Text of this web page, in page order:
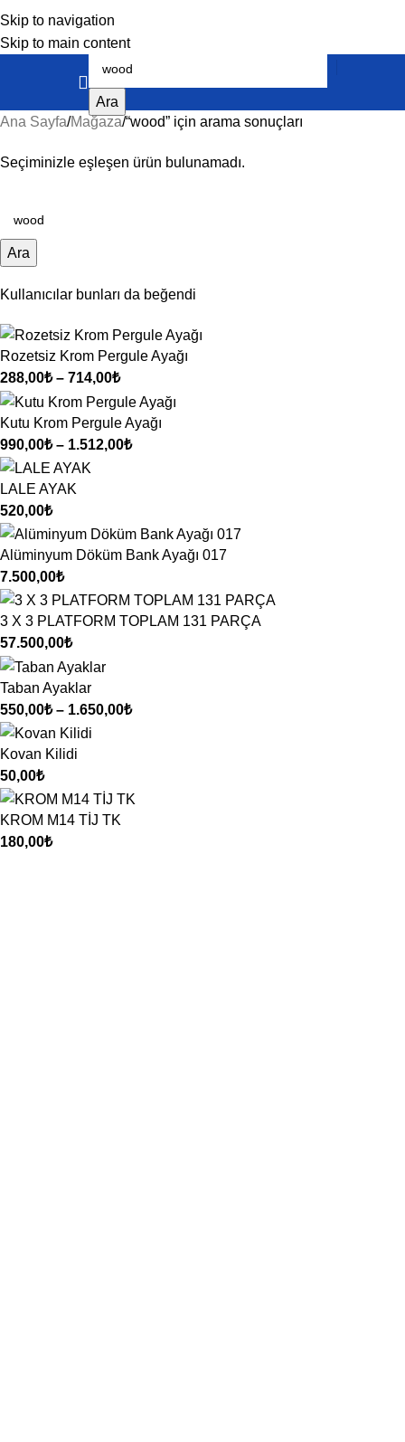
Skip to navigation
Skip to main content
Ara
Kullanıcılar bunları da beğendi
Rozetsiz Krom Pergule Ayağı
288,00₺ – 714,00₺
Kutu Krom Pergule Ayağı
990,00₺ – 1.512,00₺
LALE AYAK
520,00₺
Alüminyum Döküm Bank Ayağı 017
7.500,00₺
3 X 3 PLATFORM TOPLAM 131 PARÇA
57.500,00₺
Taban Ayaklar
550,00₺ – 1.650,00₺
Kovan Kilidi
50,00₺
KROM M14 TİJ TK
180,00₺
Ana Sayfa Mağaza “wood” için arama sonuçları
Seçiminizle eşleşen ürün bulunamadı.
Ara